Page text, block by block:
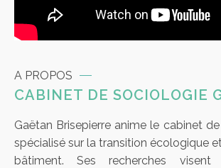
A PROPOS
CABINET DE SOCIOLOGIE
Gaëtan Brisepierre anime le cabinet
spécialisé sur la transition écologique
bâtiment. Ses recherches